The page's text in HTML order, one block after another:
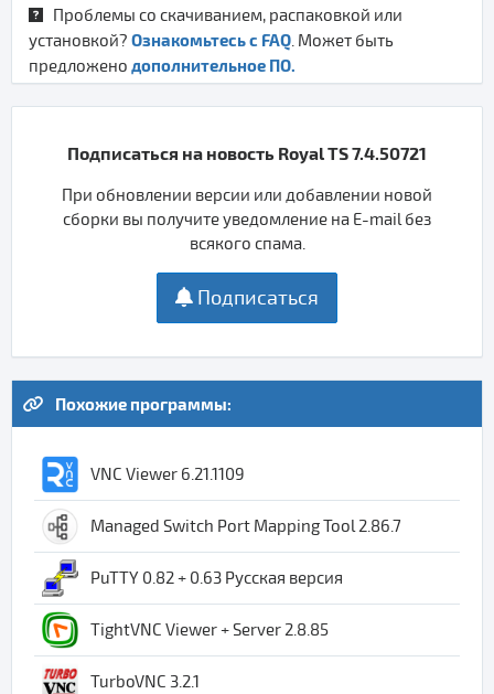
Проблемы со скачиванием, распаковкой или
установкой? Ознакомьтесь с FAQ. Может быть
предложено дополнительное ПО.
Подписаться на новость Royal TS 7.4.50721
При обновлении версии или добавлении новой
сборки вы получите уведомление на E-mail без
всякого спама.
Подписаться
Похожие программы:
VNC Viewer 6.21.1109
Managed Switch Port Mapping Tool 2.86.7
PuTTY 0.82 + 0.63 Русская версия
TightVNC Viewer + Server 2.8.85
TurboVNC 3.2.1